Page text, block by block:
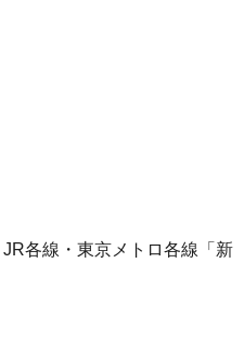
各線・東京メトロ各線「新